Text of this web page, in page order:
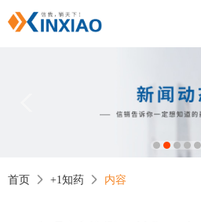
1 2 3 4 5
首页 +1知药 内容